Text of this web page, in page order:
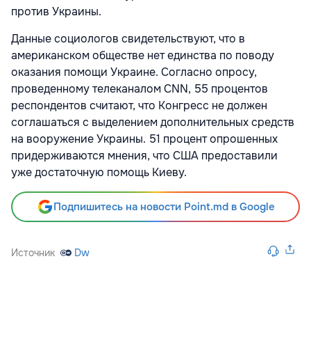
против Украины.
Данные социологов свидетельствуют, что в
американском обществе нет единства по поводу
оказания помощи Украине. Согласно опросу,
проведенному телеканалом CNN, 55 процентов
респондентов считают, что Конгресс не должен
соглашаться с выделением дополнительных средств
на вооружение Украины. 51 процент опрошенных
придерживаются мнения, что США предоставили
уже достаточную помощь Киеву.
Подпишитесь на новости Point.md в Google
Источник Dw